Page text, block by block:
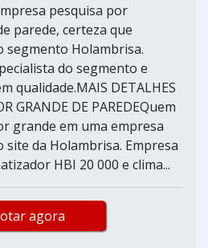
pesquisa por
parede, certeza que
segmento Holambrisa.
do segmento e
qualidade.MAIS DETALHES
GRANDE DE PAREDEQuem
grande em uma empresa
site da Holambrisa. Empresa
HBI 20 000 e clima...
agora